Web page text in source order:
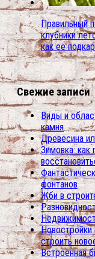
Правильный
клубники
как её
Свежие записи
Виды и
камня
Древесина
Зимовка:
фонтанов
Жби в
Новостройки
строить
Встроенная